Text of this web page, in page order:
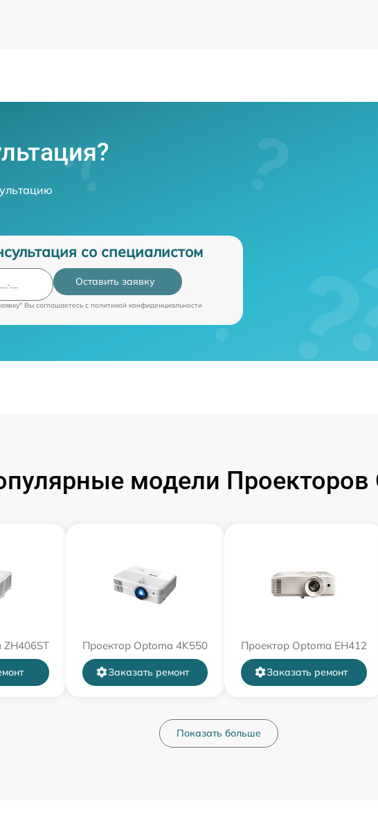
со специалистом
Оставить заявку
Вы соглашаетесь c политикой конфиденциальности
модели Проекторов
Проектор Optoma 4K550
Заказать ремонт
Проектор Optoma EH412
Заказать ремонт
Показать больше